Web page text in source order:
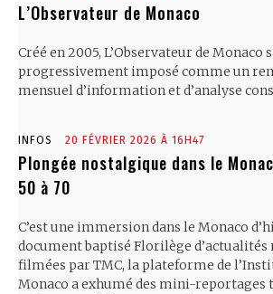
L’Observateur de Monaco
Créé en 2005, L’Observateur de Monaco
progressivement imposé comme un
mensuel d’information et d’analyse
INFOS 20 FÉVRIER 2026 À 16H47
Plongée nostalgique dans le
50 à 70
C’est une immersion dans le Monaco
document baptisé Florilège d’actualités
filmées par TMC, la plateforme de
Monaco a exhumé des mini-reportages